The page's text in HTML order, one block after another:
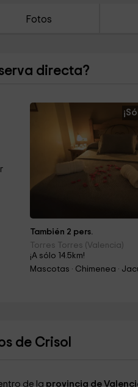
Fotos
directa?
También 2 pers.
Torres Torres (Valencia)
¡A sólo 14.5km!
Mascotas · Chimenea ·
de Crisol
de la provincia de